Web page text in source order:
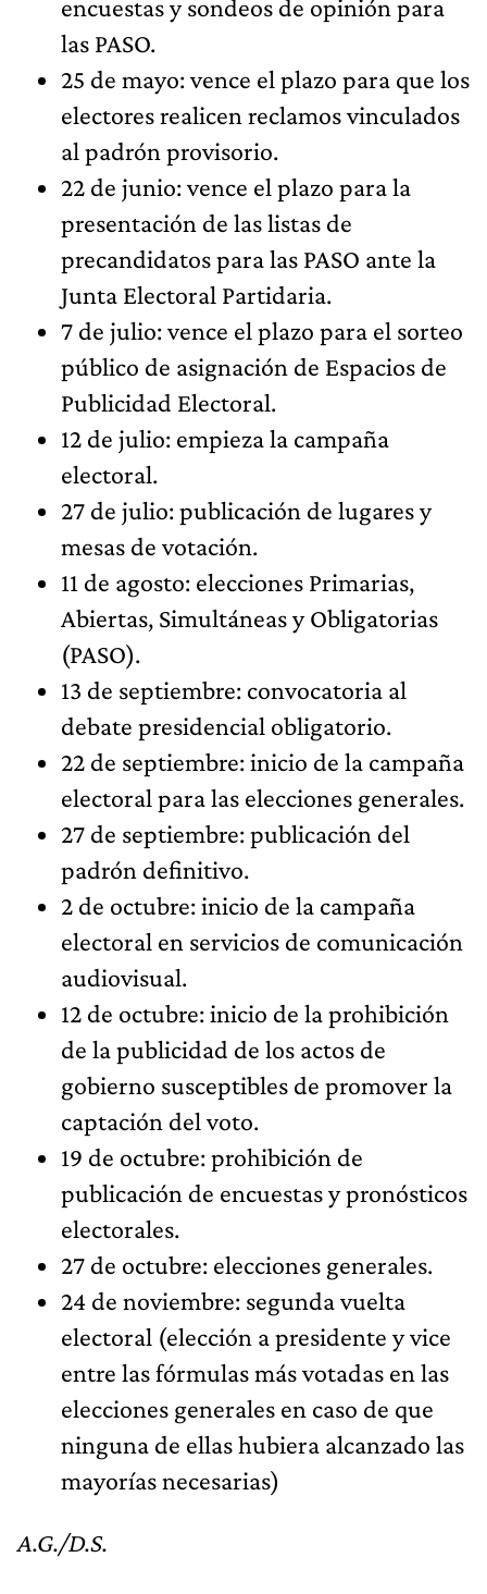
encuestas y sondeos de opinión para
las PASO.
25 de mayo: vence el plazo para que los
electores realicen reclamos vinculados
al padrón provisorio.
22 de junio: vence el plazo para la
presentación de las listas de
precandidatos para las PASO ante la
Junta Electoral Partidaria.
7 de julio: vence el plazo para el sorteo
público de asignación de Espacios de
Publicidad Electoral.
12 de julio: empieza la campaña
electoral.
27 de julio: publicación de lugares y
mesas de votación.
11 de agosto: elecciones Primarias,
Abiertas, Simultáneas y Obligatorias
(PASO).
13 de septiembre: convocatoria al
debate presidencial obligatorio.
22 de septiembre: inicio de la campaña
electoral para las elecciones generales.
27 de septiembre: publicación del
padrón definitivo.
2 de octubre: inicio de la campaña
electoral en servicios de comunicación
audiovisual.
12 de octubre: inicio de la prohibición
de la publicidad de los actos de
gobierno susceptibles de promover la
captación del voto.
19 de octubre: prohibición de
publicación de encuestas y pronósticos
electorales.
27 de octubre: elecciones generales.
24 de noviembre: segunda vuelta
electoral (elección a presidente y vice
entre las fórmulas más votadas en las
elecciones generales en caso de que
ninguna de ellas hubiera alcanzado las
mayorías necesarias)
A.G./D.S.